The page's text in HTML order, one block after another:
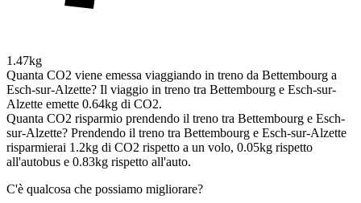
1.47kg
Quanta CO2 viene emessa viaggiando in treno da Bettembourg a
Esch-sur-Alzette? Il viaggio in treno tra Bettembourg e Esch-sur-
Alzette emette 0.64kg di CO2.
Quanta CO2 risparmio prendendo il treno tra Bettembourg e Esch-
sur-Alzette? Prendendo il treno tra Bettembourg e Esch-sur-Alzette
risparmierai 1.2kg di CO2 rispetto a un volo, 0.05kg rispetto
all'autobus e 0.83kg rispetto all'auto.
C'è qualcosa che possiamo migliorare?